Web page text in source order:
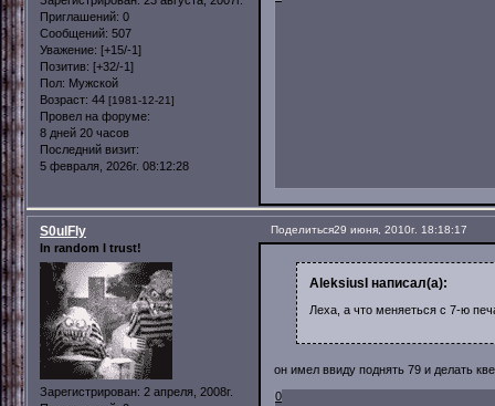
Приглашений: 0
Сообщений: 507
Уважение: [+15/-1]
Позитив: [+32/-1]
Пол: Мужской
Возраст: 44 [1981-12-21]
Провел на форуме:
8 дней 20 часов
Последний визит:
5 февраля, 2026г. 08:12:28
Поделиться29 июня, 2010г. 18:18:17
S0ulFly
In random I trust!
Зарегистрирован: 2 апреля, 2008г.
AleksiusI написал(а):
Леха, а что меняеться с 7-ю
он имел ввиду поднять 79 и делать
0